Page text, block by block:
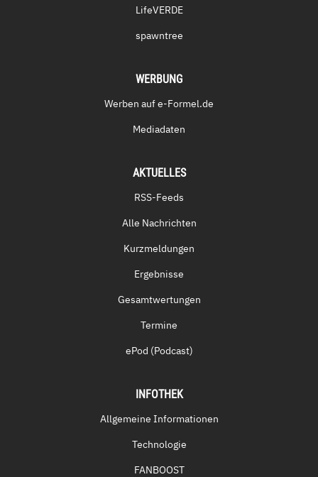
LifeVERDE
spawntree
WERBUNG
Werben auf e-Formel.de
Mediadaten
AKTUELLES
RSS-Feeds
Alle Nachrichten
Kurzmeldungen
Ergebnisse
Gesamtwertungen
Termine
ePod (Podcast)
INFOTHEK
Allgemeine Informationen
Technologie
FANBOOST